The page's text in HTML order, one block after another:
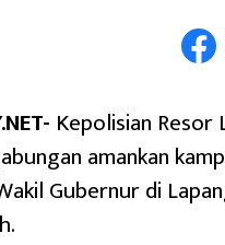
Kepolisian
amankan
Gubernur di